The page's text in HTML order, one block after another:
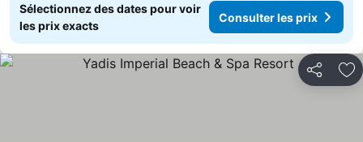
Sélectionnez des dates pour voir
les prix exacts
Consulter les prix
Partager